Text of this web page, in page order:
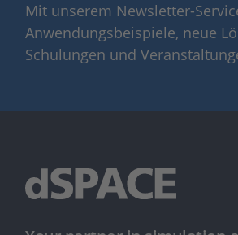
Mit unserem Newsletter-
Anwendungsbeispiele, neue
Schulungen und